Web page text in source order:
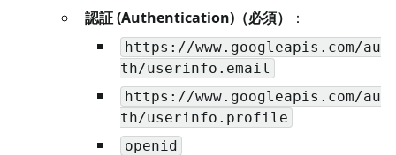
認証 (Authentication)（必須）
：
https://www.googleapis.com/au
th/userinfo.email
https://www.googleapis.com/au
th/userinfo.profile
openid